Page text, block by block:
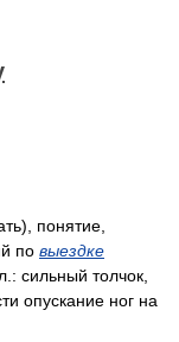
понятие,
по выездке
сильный толчок,
опускание ног на